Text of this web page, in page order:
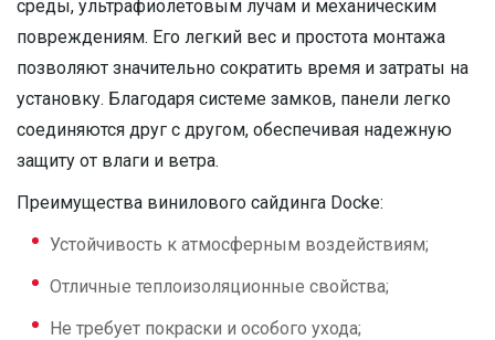
среды, ультрафиолетовым лучам и механическим
повреждениям. Его легкий вес и простота монтажа
позволяют значительно сократить время и затраты на
установку. Благодаря системе замков, панели легко
соединяются друг с другом, обеспечивая надежную
защиту от влаги и ветра.
Преимущества винилового сайдинга Docke:
Устойчивость к атмосферным воздействиям;
Отличные теплоизоляционные свойства;
Не требует покраски и особого ухода;